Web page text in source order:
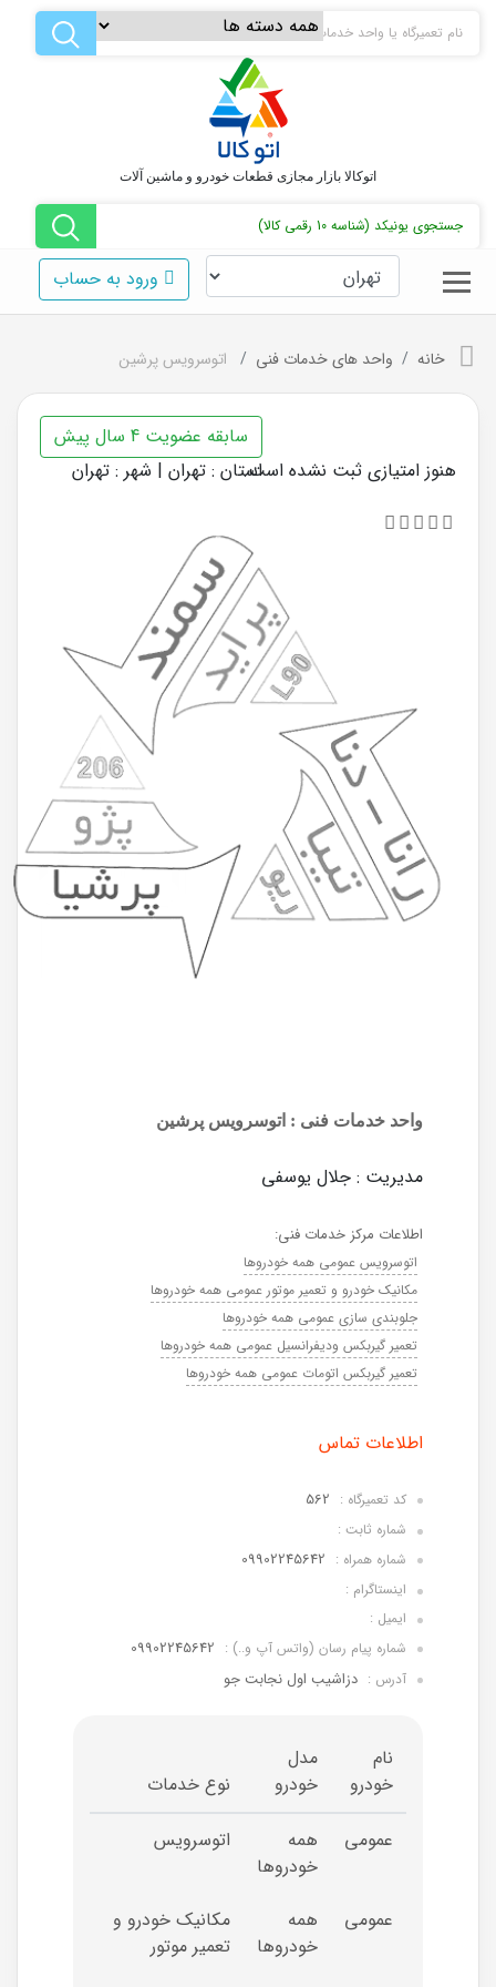
اتوکالا بازار مجازی قطعات خودرو و ماشین آلات
ورود به حساب
خانه واحد های خدمات فنی اتوسرویس پرشین
سابقه عضویت 4 سال پیش
استان : تهران | شهر : تهرانهنوز امتیازی ثبت نشده است.
واحد خدمات فنی : اتوسرویس پرشین
مدیریت : جلال یوسفی
اطلاعات مرکز خدمات فنی:
اتوسرویس عمومی همه خودروها
مکانیک خودرو و تعمیر موتور عمومی همه خودروها
جلوبندی سازی عمومی همه خودروها
تعمیر گیربکس ودیفرانسیل عمومی همه خودروها
تعمیر گیربکس اتومات عمومی همه خودروها
اطلاعات تماس
کد تعمیرگاه : 562
شماره ثابت :
شماره همراه : 09902245642
اینستاگرام :
ایمیل :
شماره پیام رسان (واتس آپ و..) : 09902245642
آدرس : دزاشیب اول نجابت جو
نام
خودرو
مدل
خودرو
نوع خدمات
عمومی
همه
خودروها
اتوسرویس
عمومی
همه
خودروها
مکانیک خودرو و
تعمیر موتور